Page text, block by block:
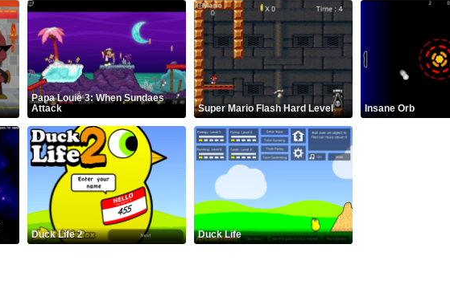
Papa Louie 3: When Sundaes
Attack
Super Mario Flash Hard Level Insane Orb
Duck Life 2 Duck Life